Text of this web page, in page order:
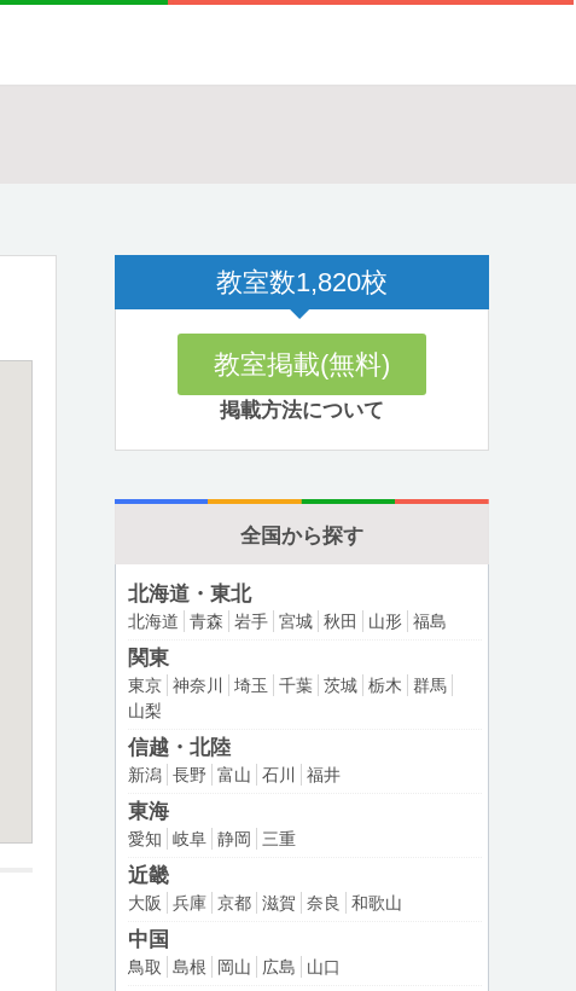
教室数1,820校
教室掲載(無料)
掲載方法について
全国から探す
北海道・東北
北海道 青森 岩手 宮城 秋田 山形 福島
関東
東京 神奈川 埼玉 千葉 茨城 栃木
群馬
山梨
信越・北陸
新潟 長野 富山 石川 福井
東海
愛知 岐阜 静岡 三重
近畿
大阪 兵庫 京都 滋賀 奈良 和歌山
中国
鳥取 島根 岡山 広島 山口